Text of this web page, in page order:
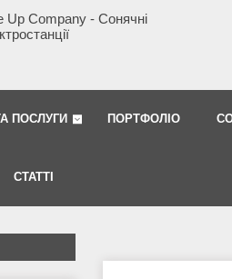
Up Company - Сонячні
ПОСЛУГИ ПОРТФОЛІО
СТАТТІ